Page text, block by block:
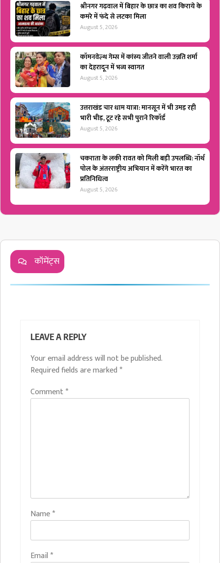
श्रीनगर गढ़वाल में बिहार के छात्र का शव किराये के
कमरे में फंदे से लटका मिला
August 5, 2026
कॉमनवेल्थ गेम्स में कांस्य जीतने वाली उन्नति शर्मा
का देहरादून में भव्य स्वागत
August 5, 2026
उत्तराखंड चार धाम यात्रा: मानसून में भी उमड़ रही
भारी भीड़, टूट रहे सभी पुराने रिकॉर्ड
August 5, 2026
चकराता के लकी रावत को मिली बड़ी उपलब्धि: नॉर्थ
पोल के अंतरराष्ट्रीय अभियान में करेंगे भारत का
प्रतिनिधित्व
August 5, 2026
कॉमेंट्स
LEAVE A REPLY
Your email address will not be published.
Required fields are marked *
Comment*
Name*
Email *